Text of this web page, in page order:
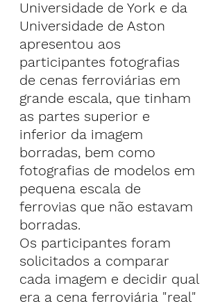
Universidade de York e da
Universidade de Aston
apresentou aos
participantes fotografias
de cenas ferroviárias em
grande escala, que tinham
as partes superior e
inferior da imagem
borradas, bem como
fotografias de modelos em
pequena escala de
ferrovias que não estavam
borradas.
Os participantes foram
solicitados a comparar
cada imagem e decidir qual
era a cena ferroviária "real"